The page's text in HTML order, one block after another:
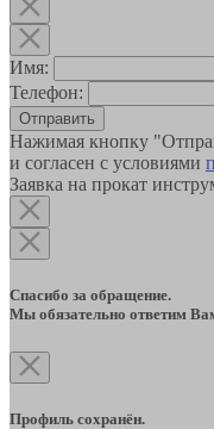
Имя:
Телефон:
Отправить
Нажимая кнопку
и согласен с условиями
Заявка на прокат
Спасибо за обращение.
Мы обязательно ответим
Профиль сохранён.